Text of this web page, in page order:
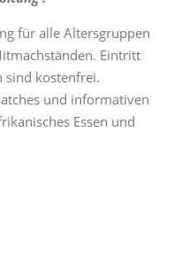
für alle Altersgruppen
Eintritt
sind kostenfrei.
und informativen
Essen und